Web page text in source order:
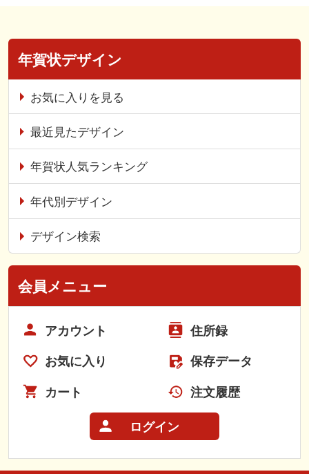
年賀状デザイン
お気に入りを見る
最近見たデザイン
年賀状人気ランキング
年代別デザイン
デザイン検索
会員メニュー
アカウント 住所録
お気に入り 保存データ
カート 注文履歴
ログイン